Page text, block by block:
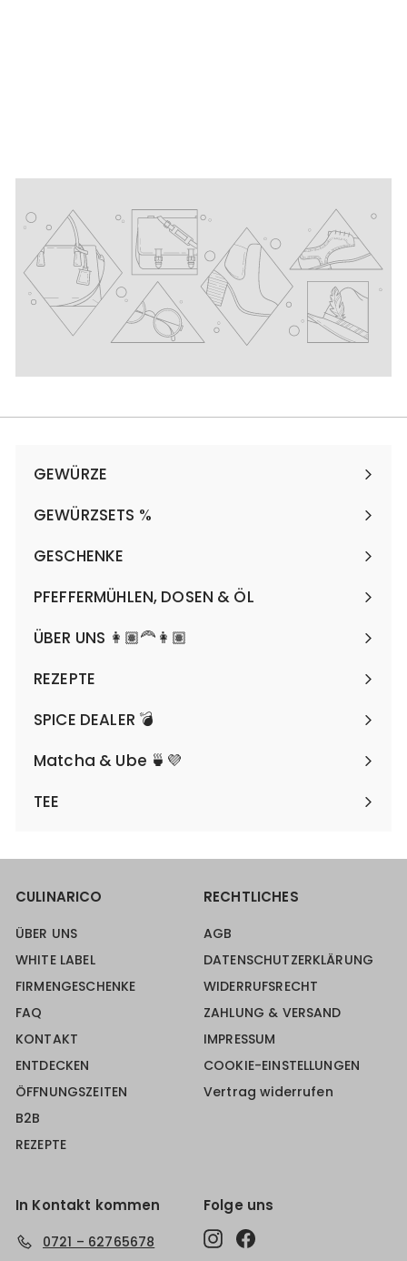
0
GEWÜRZE
Menü
maximieren
GEWÜRZSETS %
Menü
maximieren
GESCHENKE
Menü
maximieren
PFEFFERMÜHLEN, DOSEN & ÖL
Menü
maximieren
ÜBER UNS 👩🏽‍🦰👩🏽
REZEPTE
SPICE DEALER 💣
Matcha & Ube 🍵💜
TEE
CULINARICO
ÜBER UNS
WHITE LABEL
FIRMENGESCHENKE
FAQ
KONTAKT
ENTDECKEN
ÖFFNUNGSZEITEN
B2B
REZEPTE
RECHTLICHES
AGB
DATENSCHUTZERKLÄRUNG
WIDERRUFSRECHT
ZAHLUNG & VERSAND
IMPRESSUM
COOKIE-EINSTELLUNGEN
Vertrag widerrufen
In Kontakt kommen
0721 – 62765678
Folge uns
Instagram